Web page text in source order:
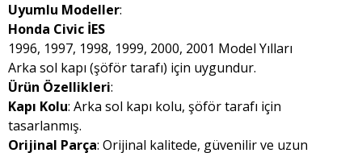
Uyumlu Modeller:
Honda Civic İES
1996, 1997, 1998, 1999, 2000, 2001 Model Yılları
Arka sol kapı (şöför tarafı) için uygundur.
Ürün Özellikleri:
Kapı Kolu: Arka sol kapı kolu, şöför tarafı için
tasarlanmış.
Orijinal Parça: Orijinal kalitede, güvenilir ve uzun